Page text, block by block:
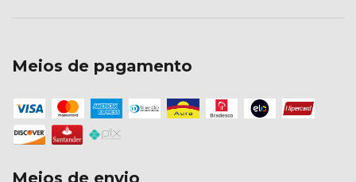
Meios de pagamento
Meios de envio